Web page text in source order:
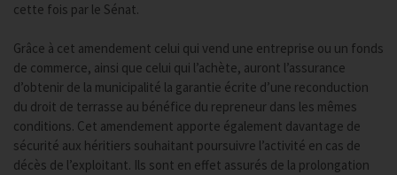
cette fois par le Sénat.
Grâce à cet amendement celui qui vend une entreprise ou un fonds
de commerce, ainsi que celui qui l’achète, auront l’assurance
d’obtenir de la municipalité la garantie écrite d’une reconduction
du droit de terrasse au bénéfice du repreneur dans les mêmes
conditions. Cet amendement apporte également davantage de
sécurité aux héritiers souhaitant poursuivre l’activité en cas de
décès de l’exploitant. Ils sont en effet assurés de la prolongation